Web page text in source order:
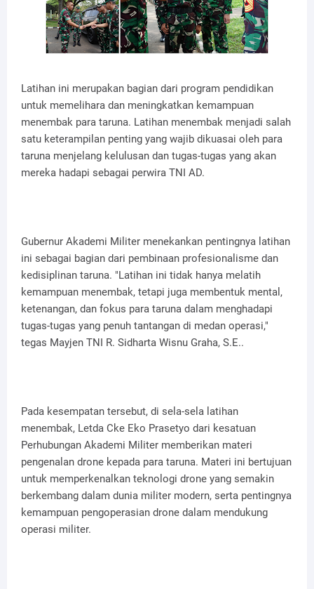
Latihan ini merupakan bagian dari program pendidikan
untuk memelihara dan meningkatkan kemampuan
menembak para taruna. Latihan menembak menjadi salah
satu keterampilan penting yang wajib dikuasai oleh para
taruna menjelang kelulusan dan tugas-tugas yang akan
mereka hadapi sebagai perwira TNI AD.
Gubernur Akademi Militer menekankan pentingnya latihan
ini sebagai bagian dari pembinaan profesionalisme dan
kedisiplinan taruna. "Latihan ini tidak hanya melatih
kemampuan menembak, tetapi juga membentuk mental,
ketenangan, dan fokus para taruna dalam menghadapi
tugas-tugas yang penuh tantangan di medan operasi,"
tegas Mayjen TNI R. Sidharta Wisnu Graha, S.E..
Pada kesempatan tersebut, di sela-sela latihan
menembak, Letda Cke Eko Prasetyo dari kesatuan
Perhubungan Akademi Militer memberikan materi
pengenalan drone kepada para taruna. Materi ini bertujuan
untuk memperkenalkan teknologi drone yang semakin
berkembang dalam dunia militer modern, serta pentingnya
kemampuan pengoperasian drone dalam mendukung
operasi militer.